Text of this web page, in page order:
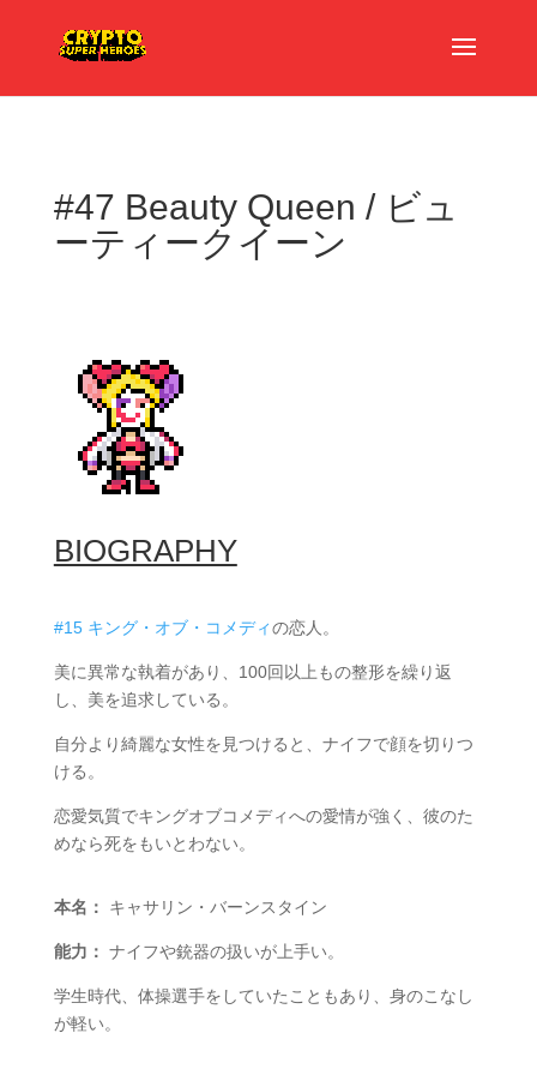
#47 Beauty Queen / ビュ
ーティークイーン
BIOGRAPHY
#15 キング・オブ・コメディの恋人。
美に異常な執着があり、100回以上もの整形を繰り返
し、美を追求している。
自分より綺麗な女性を見つけると、ナイフで顔を切りつ
ける。
恋愛気質でキングオブコメディへの愛情が強く、彼のた
めなら死をもいとわない。
本名： キャサリン・バーンスタイン
能力： ナイフや銃器の扱いが上手い。
学生時代、体操選手をしていたこともあり、身のこなし
が軽い。